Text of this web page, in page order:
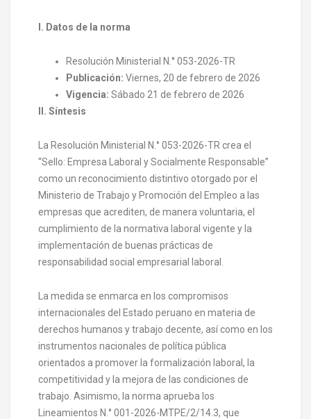
I. Datos de la norma
Resolución Ministerial N.° 053-2026-TR
Publicación: Viernes, 20 de febrero de 2026
Vigencia: Sábado 21 de febrero de 2026
II. Síntesis
La Resolución Ministerial N.° 053-2026-TR crea el
“Sello: Empresa Laboral y Socialmente Responsable”
como un reconocimiento distintivo otorgado por el
Ministerio de Trabajo y Promoción del Empleo a las
empresas que acrediten, de manera voluntaria, el
cumplimiento de la normativa laboral vigente y la
implementación de buenas prácticas de
responsabilidad social empresarial laboral.
La medida se enmarca en los compromisos
internacionales del Estado peruano en materia de
derechos humanos y trabajo decente, así como en los
instrumentos nacionales de política pública
orientados a promover la formalización laboral, la
competitividad y la mejora de las condiciones de
trabajo. Asimismo, la norma aprueba los
Lineamientos N.° 001-2026-MTPE/2/14.3, que